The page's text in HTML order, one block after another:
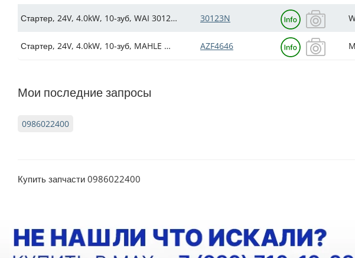
Стартер, 24V, 4.0kW, 10-зуб, WAI 30123N для КамАЗ, ПАЗ, ЛиАЗ, Нефаз, Cummins ISBe185, ISBe210, ISBe270, ISBe285, замена 4992135, C4930605, C4992139 (Искра АЕ: IMS540123) 30123N
Стартер, 24V, 4.0kW, 10-зуб, MAHLE MS139, AZF4646 для Case, Iveco F4AE3481, F4HE43SH8A, New Holland D180 (Искра АЕ: IMS301501) AZF4646
Мои последние запросы
0986022400
Купить запчасти 0986022400